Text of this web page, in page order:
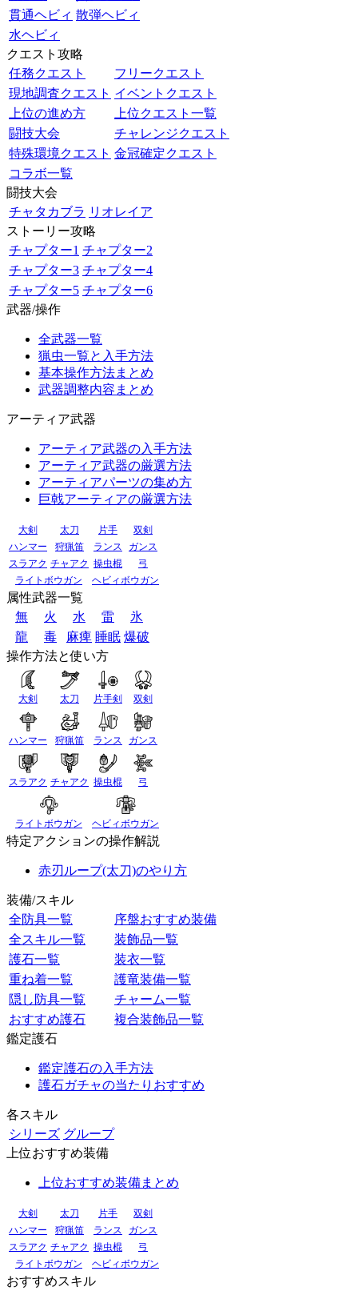
貫通ヘビィ 散弾ヘビィ
水ヘビィ
クエスト攻略
任務クエスト
フリークエスト
現地調査クエスト イベントクエスト
上位の進め方
上位クエスト一覧
闘技大会
チャレンジクエスト
特殊環境クエスト 金冠確定クエスト
コラボ一覧
闘技大会
チャタカブラ リオレイア
ストーリー攻略
チャプター1 チャプター2
チャプター3 チャプター4
チャプター5 チャプター6
武器/操作
全武器一覧
猟虫一覧と入手方法
基本操作方法まとめ
武器調整内容まとめ
アーティア武器
アーティア武器の入手方法
アーティア武器の厳選方法
アーティアパーツの集め方
巨戟アーティアの厳選方法
大剣 太刀 片手
双剣
ハンマー
狩猟笛 ランス
ガンス
スラアク チャアク 操虫棍
弓
ライトボウガン
ヘビィボウガン
属性武器一覧
無
火 水 雷
氷
龍
毒 麻痺 睡眠 爆破
操作方法と使い方
大剣 太刀 片手剣 双剣
ハンマー 狩猟笛 ランス ガンス
スラアク チャアク 操虫棍 弓
ライトボウガン ヘビィボウガン
特定アクションの操作解説
赤刃ループ(太刀)のやり方
装備/スキル
全防具一覧
序盤おすすめ装備
全スキル一覧
装飾品一覧
護石一覧
装衣一覧
重ね着一覧
護竜装備一覧
隠し防具一覧
チャーム一覧
おすすめ護石
複合装飾品一覧
鑑定護石
鑑定護石の入手方法
護石ガチャの当たりおすすめ
各スキル
シリーズ グループ
上位おすすめ装備
上位おすすめ装備まとめ
大剣 太刀 片手
双剣
ハンマー
狩猟笛 ランス
ガンス
スラアク チャアク 操虫棍
弓
ライトボウガン
ヘビィボウガン
おすすめスキル